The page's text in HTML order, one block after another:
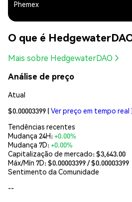
Phemex
O que é
Mais sobre HedgewaterDAO
Análise de preço
Atual
$0.00003399 (Ver preço em tempo real
Tendências recentes
Mudança 24H:+0.00%
Mudança 7D:+0.00%
Capitalização de mercado:$3,643.00
Máx/Mín 7D: $0.00003399/ $0.00003399
Sentimento da Comunidade
--